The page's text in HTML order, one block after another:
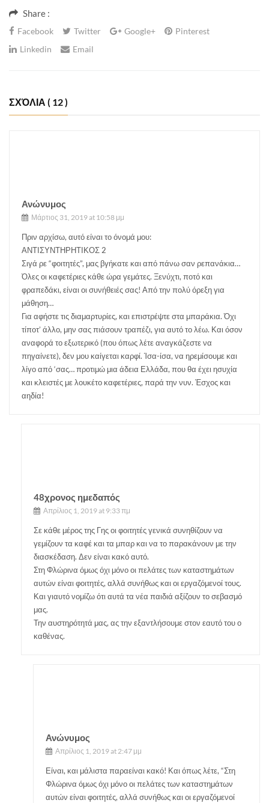
Share :
Facebook Twitter Google+
Pinterest
Linkedin
Email
ΣΧΌΛΙΑ ( 12 )
Ανώνυμος
Μάρτιος 31, 2019 at 10:58 μμ
Πριν αρχίσω, αυτό είναι το όνομά μου:
ΑΝΤΙΣΥΝΤΗΡΗΤΙΚΟΣ 2
Σιγά ρε “φοιτητές”, μας βγήκατε και από πάνω σαν ρεπανάκια…
Όλες οι καφετέριες κάθε ώρα γεμάτες. Ξενύχτι, ποτό και
φραπεδάκι, είναι οι συνήθειές σας! Από την πολύ όρεξη για
μάθηση…
Για αφήστε τις διαμαρτυρίες, και επιστρέψτε στα μπαράκια. Όχι
τίποτ’ άλλο, μην σας πιάσουν τραπέζι, για αυτό το λέω. Και όσον
αναφορά το εξωτερικό (που όπως λέτε αναγκάζεστε να
πηγαίνετε), δεν μου καίγεται καρφί. Ίσα-ίσα, να ηρεμίσουμε και
λίγο από ‘σας… προτιμώ μια άδεια Ελλάδα, που θα έχει ησυχία
και κλειστές με λουκέτο καφετέριες, παρά την νυν. Έσχος και
αηδία!
48χρονος ημεδαπός
Απρίλιος 1, 2019 at 9:33 πμ
Σε κάθε μέρος της Γης οι φοιτητές γενικά συνηθίζουν να
γεμίζουν τα καφέ και τα μπαρ και να το παρακάνουν με την
διασκέδαση. Δεν είναι κακό αυτό.
Στη Φλώρινα όμως όχι μόνο οι πελάτες των καταστημάτων
αυτών είναι φοιτητές, αλλά συνήθως και οι εργαζόμενοί τους.
Και γιαυτό νομίζω ότι αυτά τα νέα παιδιά αξίζουν το σεβασμό
μας.
Την αυστηρότητά μας, ας την εξαντλήσουμε στον εαυτό του ο
καθένας.
Ανώνυμος
Απρίλιος 1, 2019 at 2:47 μμ
Είναι, και μάλιστα παραείναι κακό! Και όπως λέτε, “Στη
Φλώρινα όμως όχι μόνο οι πελάτες των καταστημάτων
αυτών είναι φοιτητές, αλλά συνήθως και οι εργαζόμενοί